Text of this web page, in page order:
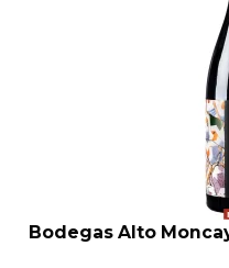
Bodegas Alto